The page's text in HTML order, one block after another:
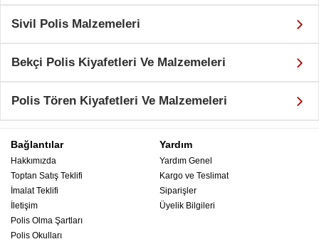
Sivil Polis Malzemeleri
Bekçi Polis Kiyafetleri Ve Malzemeleri
Polis Tören Kiyafetleri Ve Malzemeleri
Bağlantılar
Hakkımızda
Toptan Satış Teklifi
İmalat Teklifi
İletişim
Polis Olma Şartları
Polis Okulları
Yardım
Yardım Genel
Kargo ve Teslimat
Siparişler
Üyelik Bilgileri